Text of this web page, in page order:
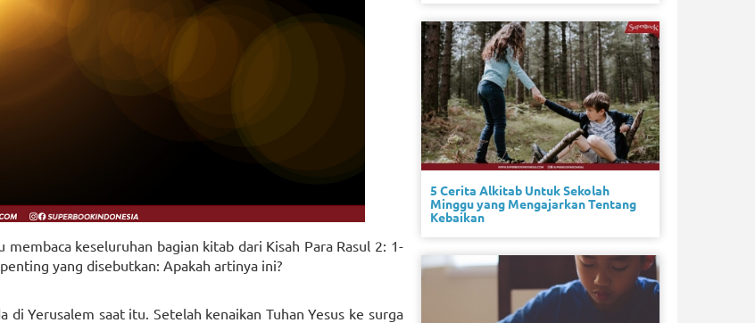
keseluruhan bagian kitab dari Kisah Para Rasul 2: 1-
yang disebutkan: Apakah artinya ini?
Yerusalem saat itu. Setelah kenaikan Tuhan Yesus ke surga
5 Cerita Alkitab Untuk Sekolah
Minggu yang Mengajarkan Tentang
Kebaikan